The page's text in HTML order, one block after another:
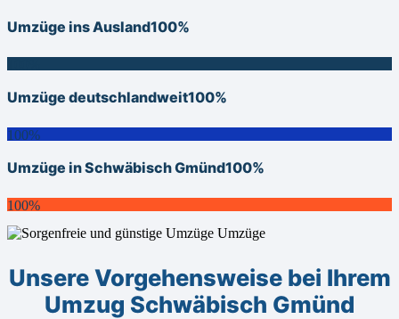
Umzüge ins Ausland100%
Umzüge deutschlandweit100%
100%
Umzüge in Schwäbisch Gmünd100%
100%
Unsere Vorgehensweise bei Ihrem
Umzug Schwäbisch Gmünd